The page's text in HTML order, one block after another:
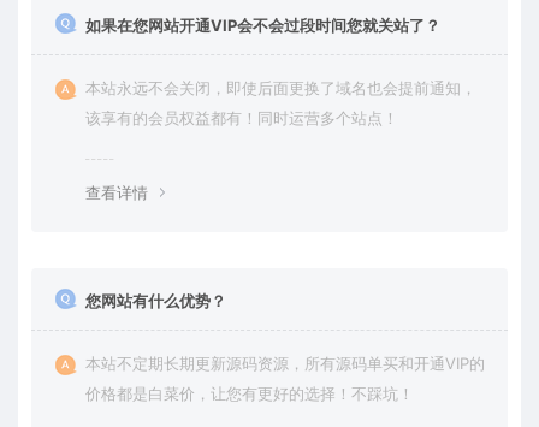
如果在您网站开通VIP会不会过段时间您就关站了？
本站永远不会关闭，即使后面更换了域名也会提前通知，
该享有的会员权益都有！同时运营多个站点！
查看详情
您网站有什么优势？
本站不定期长期更新源码资源，所有源码单买和开通VIP的
价格都是白菜价，让您有更好的选择！不踩坑！